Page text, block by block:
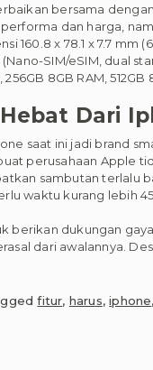
bersama
dan harga,
160.8 x 78.1 x 7.7 mm
SIM/eSIM, dual
8GB RAM, 512GB
Dari
saat ini jadi brand
perusahaan Apple
sambutan terlalu
waktu kurang lebih
berikan dukungan
dari awalannya.
fitur, harus,iphone,